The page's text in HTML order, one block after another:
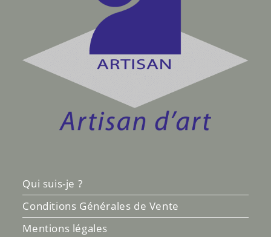
Qui suis-je ?
Conditions Générales de Vente
Mentions légales